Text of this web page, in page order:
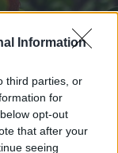
Information
third parties, or
for
opt-out
that after your
seeing
Export
e rincari